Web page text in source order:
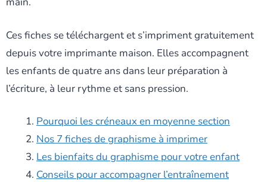
Ces fiches se téléchargent et s’impriment gratuitement
depuis votre imprimante maison. Elles accompagnent
les enfants de quatre ans dans leur préparation à
l’écriture, à leur rythme et sans pression.
Pourquoi les créneaux en moyenne section
Nos 7 fiches de graphisme à imprimer
Les bienfaits du graphisme pour votre enfant
Conseils pour accompagner l’entraînement